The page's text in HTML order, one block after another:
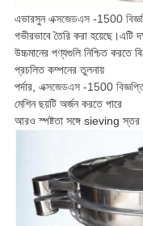
এভারসুনএক্সজেডএস -1500
গভীরভাবে তৈরি করা হয়েছে।এটি
উচ্চমানের পণ্যগুলি নিশ্চিত করতে
প্রচলিত কম্পনের তুলনায়
পর্দার, এক্সজেডএস -1500 বিজ্ঞপ্তি
মেশিন ছয়টি অর্জন করতে পারে
আরও স্পষ্টতা সঙ্গে sieving